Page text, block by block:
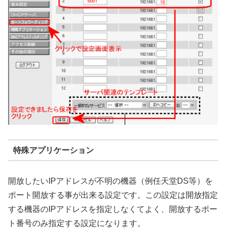
特殊アプリケーション
開放したいIPアドレスが不明の機器（例任天堂DS等）を
ポート開放する事が出来る設定です。この設定は開放指定
する機器のIPアドレスを指定しなくてよく、開放するポー
ト番号のみ指定する設定になります。